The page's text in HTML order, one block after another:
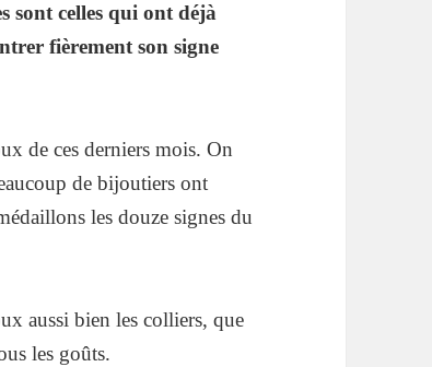
sont celles qui ont déjà
fièrement son signe
de ces derniers mois. On
de bijoutiers ont
les douze signes du
aussi bien les colliers, que
les goûts.